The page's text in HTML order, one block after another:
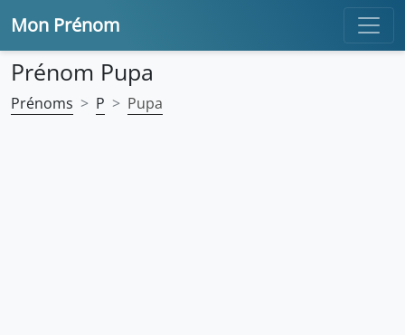
Mon Prénom
Prénom Pupa
Prénoms P Pupa